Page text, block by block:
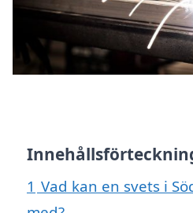
1 Vad kan en svets i